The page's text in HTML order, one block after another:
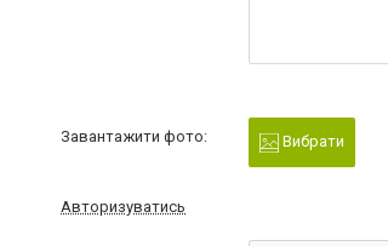
Завантажити фото: Вибрати
Авторизуватись